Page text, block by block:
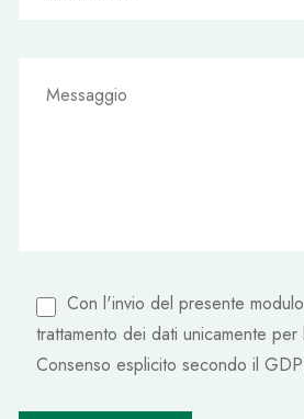
Con l'invio del presente
trattamento dei dati unicamente
Consenso esplicito secondo il